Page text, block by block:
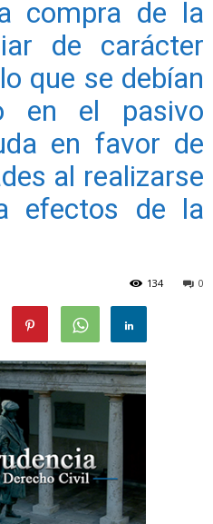
compra de la
de carácter
que se debían
en el pasivo
en favor de
al realizarse
efectos de la
0
134